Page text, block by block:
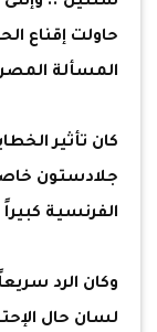
حاولت إقناع
المسألة
كان تأثير
جلادستون
الفرنسية
وكان الرد
لسان حال